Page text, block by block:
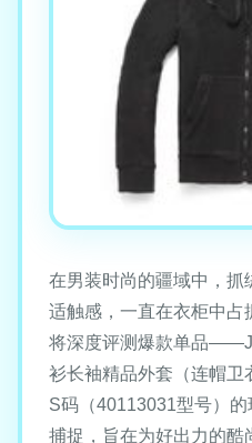
在男装时尚的疆域中，抓
适触感，一直在衣柜中占
将深度评测爆款单品
衫长袖精品外套（连帽卫
S码（40113031型号）
捕捉，旨在为好出力的酷